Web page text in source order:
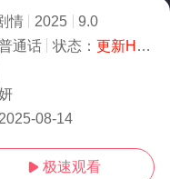
情 2025
9.0
通话 状态： 更新HD/高清
2025-08-14
 极速观看